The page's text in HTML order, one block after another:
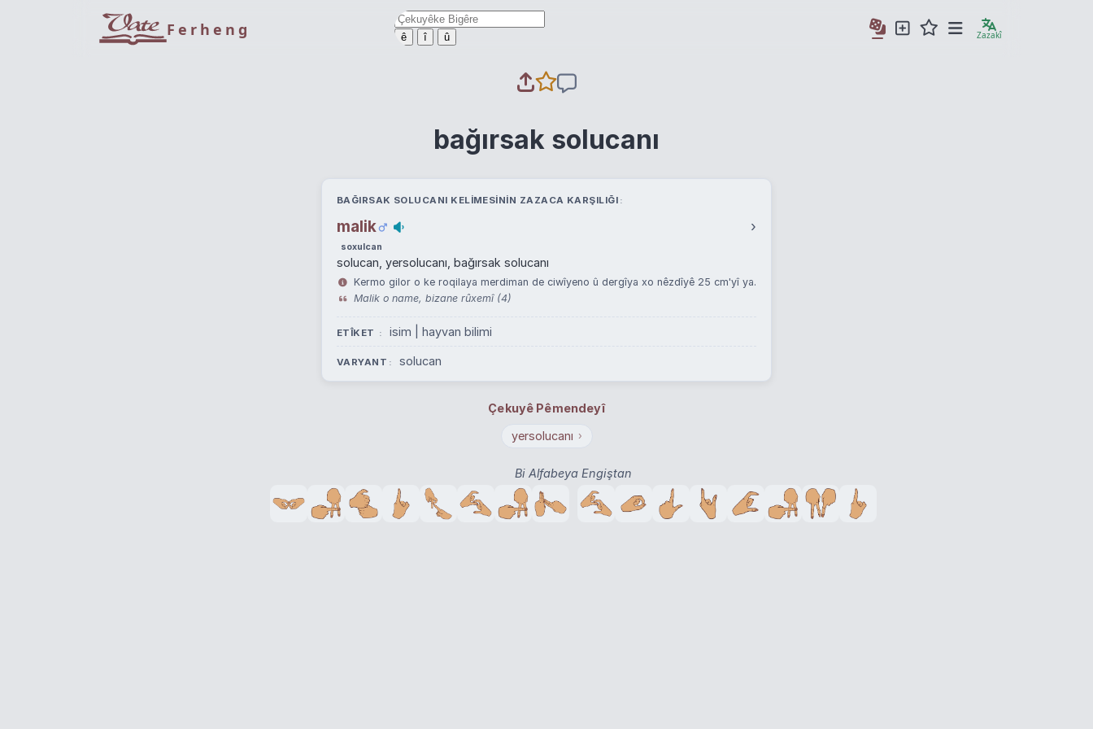
Ferheng ê î û Zazakî
bağırsak solucanı
BAĞIRSAK SOLUCANI KELIMESININ ZAZACA KARŞILIĞI
malik ›
soxulcan
solucan, yersolucanı, bağırsak solucanı
Kermo gilor o ke roqilaya merdiman de ciwîyeno û dergîya xo nêzdîyê 25 cm'yî ya.
Malik o name, bizane rûxemî (4)
ETÎKET isim | hayvan bilimi
VARYANT solucan
Çekuyê Pêmendeyî
yersolucanı ›
Bi Alfabeya Engiştan